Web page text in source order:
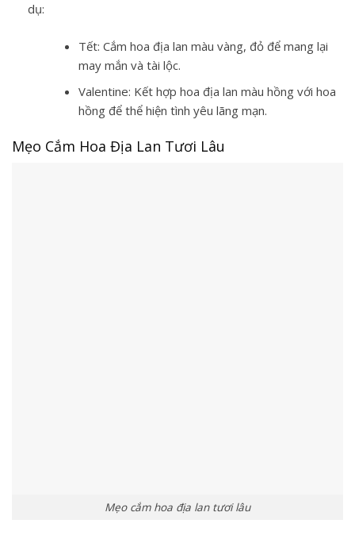
dụ:
Tết: Cắm hoa địa lan màu vàng, đỏ để mang lại
may mắn và tài lộc.
Valentine: Kết hợp hoa địa lan màu hồng với hoa
hồng để thể hiện tình yêu lãng mạn.
Mẹo Cắm Hoa Địa Lan Tươi Lâu
Mẹo cắm hoa địa lan tươi lâu